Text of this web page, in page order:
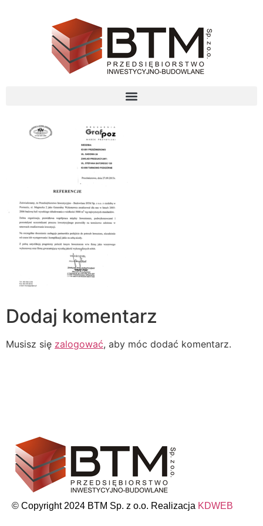
Dodaj komentarz
Musisz się zalogować, aby móc dodać komentarz.
© Copyright 2024 BTM Sp. z o.o. Realizacja KDWEB